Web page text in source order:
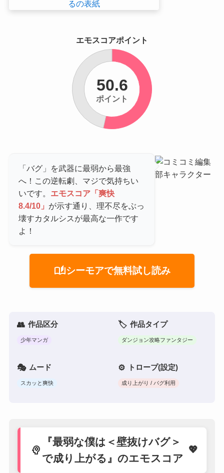
「バグ」を武器に最弱から最強
へ！この逆転劇、マジで気持ちい
いです。 エモスコア「爽快
8.4/10」 が示す通り、理不尽をぶっ
壊すカタルシスが最高な一作です
よ！
auto_storiesシーモアで無料試し読み
エモスコアポイント
50.6
ポイント
作品区分
少年マンガ
作品タイプ
ダンジョン攻略ファンタジー
ムード
スカッと爽快
トロープ(設定)
成り上がり / バグ利用
psychology
『最弱な僕は＜壁抜けバグ＞
で成り上がる』のエモスコア